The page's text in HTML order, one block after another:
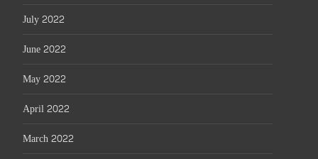
July 2022
June 2022
May 2022
April 2022
March 2022